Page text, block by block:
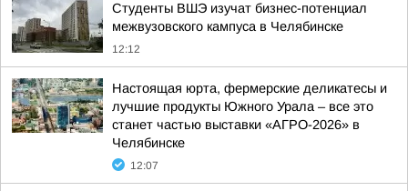
Студенты ВШЭ изучат бизнес-потенциал
межвузовского кампуса в Челябинске
12:12
Настоящая юрта, фермерские деликатесы и
лучшие продукты Южного Урала – все это
станет частью выставки «АГРО-2026» в
Челябинске
12:07